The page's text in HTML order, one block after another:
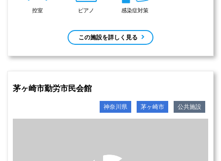
控室 ピアノ 感染症対策
この施設を詳しく見る
茅ヶ崎市勤労市民会館
神奈川県 茅ヶ崎市 公共施設